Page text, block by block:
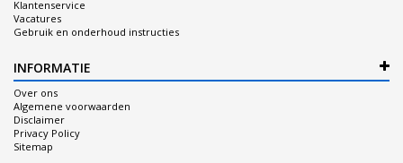
Klantenservice
Vacatures
Gebruik en onderhoud instructies
INFORMATIE
Over ons
Algemene voorwaarden
Disclaimer
Privacy Policy
Sitemap